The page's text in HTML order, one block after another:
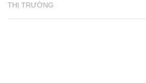
THỊ TRƯỜNG